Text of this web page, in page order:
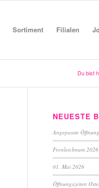
Sortiment Filialen
Du bist
NEUESTE
Angepasste
Fronleichnam 2026
01. Mai 2026
Öffnungszeiten